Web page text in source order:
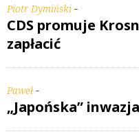
Piotr Dymiński -
CDS promuje
zapłacić
Paweł -
„Japońska”